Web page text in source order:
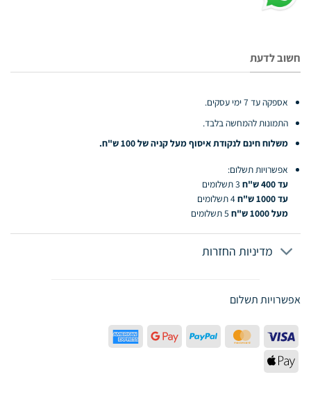
חשוב לדעת
אספקה עד 7 ימי עסקים.
התמונות להמחשה בלבד.
משלוח חינם לנקודת איסוף מעל קניה של 100 ש"ח.
אפשרויות תשלום:
עד 400 ש"ח
3 תשלומים
עד 1000 ש"ח
4 תשלומים
מעל 1000 ש"ח
5 תשלומים
מדיניות החזרות
אפשרויות תשלום
Visa
MasterCard
PayPal
Google
Pay
Express
Apple
Pay